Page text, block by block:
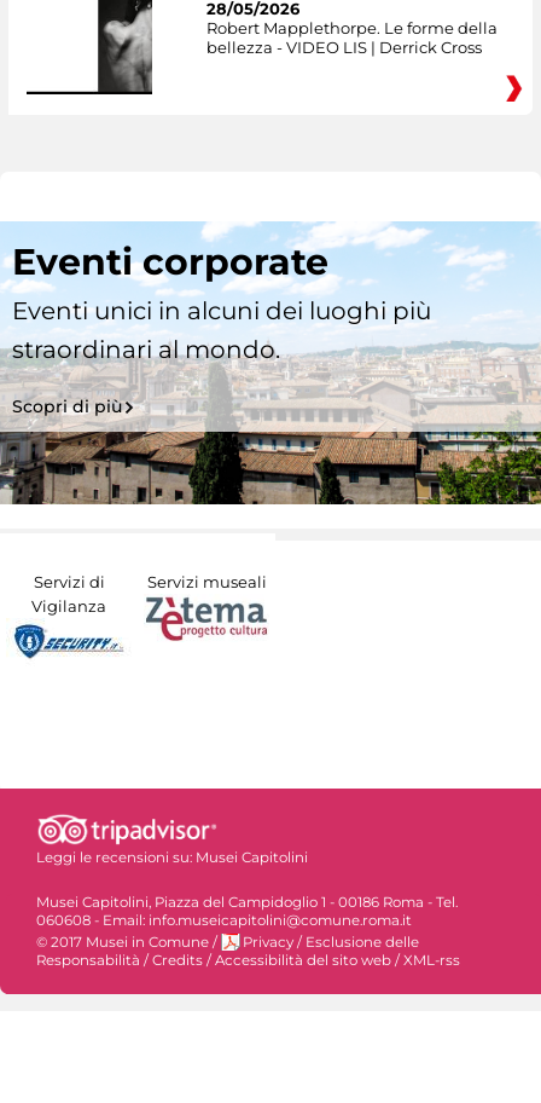
28/05/2026
Robert Mapplethorpe. Le forme della
bellezza - VIDEO LIS | Derrick Cross
Eventi corporate
Eventi unici in alcuni dei luoghi più
straordinari al mondo.
Scopri di più
Servizi di
Vigilanza
Servizi museali
Leggi le recensioni su: Musei Capitolini
Musei Capitolini, Piazza del Campidoglio 1 - 00186 Roma - Tel.
060608 - Email: info.museicapitolini@comune.roma.it
© 2017 Musei in Comune / Privacy / Esclusione delle
Responsabilità / Credits / Accessibilità del sito web / XML-rss